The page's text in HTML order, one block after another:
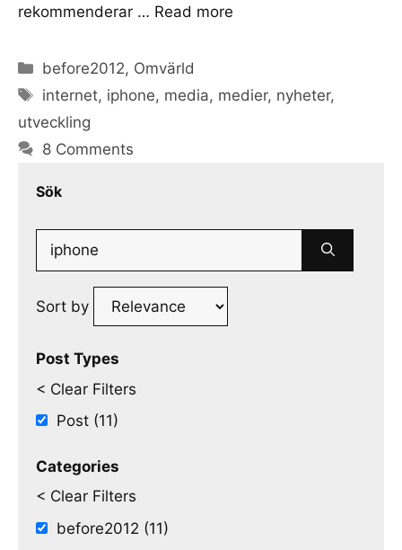
rekommenderar … Read more
Categories
before2012, Omvärld
Tags
internet, iphone, media, medier, nyheter,
utveckling
8 Comments
Sök
Search
for:
Sort by
Post Types
< Clear Filters
Post (11)
Categories
< Clear Filters
before2012 (11)